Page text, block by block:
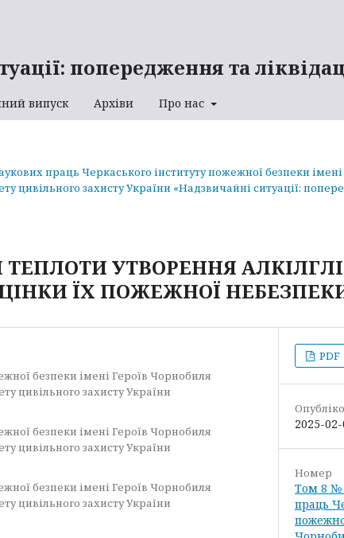
попередження та
випуск Архіви Про нас
праць Черкаського інституту пожежної безпеки
цивільного захисту України «Надзвичайні ситуації:
УТВОРЕННЯ
ЇХ ПОЖЕЖНОЇ
безпеки імені Героїв Чорнобиля
цивільного захисту України
безпеки імені Героїв Чорнобиля
цивільного захисту України
безпеки імені Героїв Чорнобиля
цивільного захисту України
PDF
2025-
Номер
Том 8 №
праць